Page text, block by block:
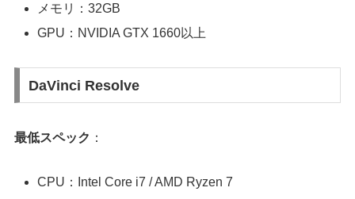
メモリ：32GB
GPU：NVIDIA GTX 1660以上
DaVinci Resolve
最低スペック ：
CPU：Intel Core i7 / AMD Ryzen 7